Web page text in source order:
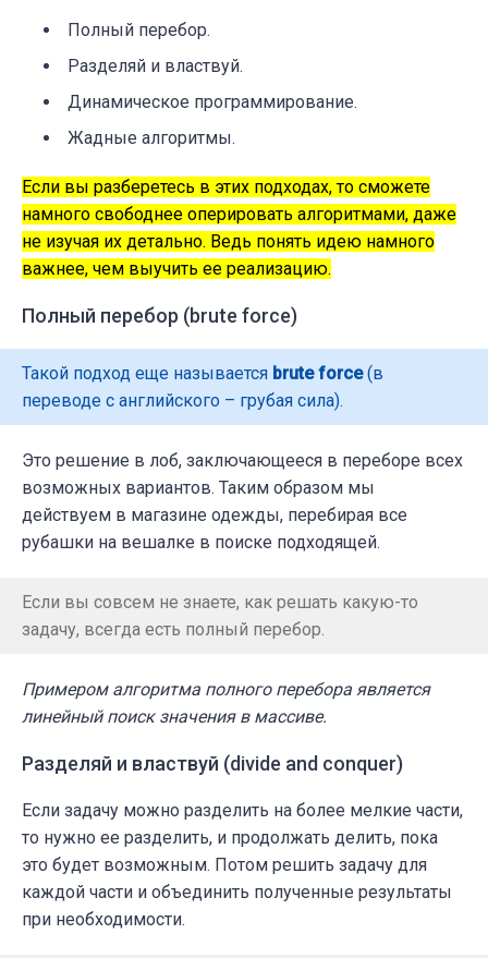
Полный перебор.
Разделяй и властвуй.
Динамическое программирование.
Жадные алгоритмы.
Если вы разберетесь в этих подходах, то сможете
намного свободнее оперировать алгоритмами, даже
не изучая их детально. Ведь понять идею намного
важнее, чем выучить ее реализацию.
Полный перебор (brute force)
Такой подход еще называется brute force(в
переводе с английского – грубая сила).
Это решение в лоб, заключающееся в переборе всех
возможных вариантов. Таким образом мы
действуем в магазине одежды, перебирая все
рубашки на вешалке в поиске подходящей.
Если вы совсем не знаете, как решать какую-то
задачу, всегда есть полный перебор.
Примером алгоритма полного перебора является
линейный поиск значения в массиве.
Разделяй и властвуй (divide and conquer)
Если задачу можно разделить на более мелкие части,
то нужно ее разделить, и продолжать делить, пока
это будет возможным. Потом решить задачу для
каждой части и объединить полученные результаты
при необходимости.